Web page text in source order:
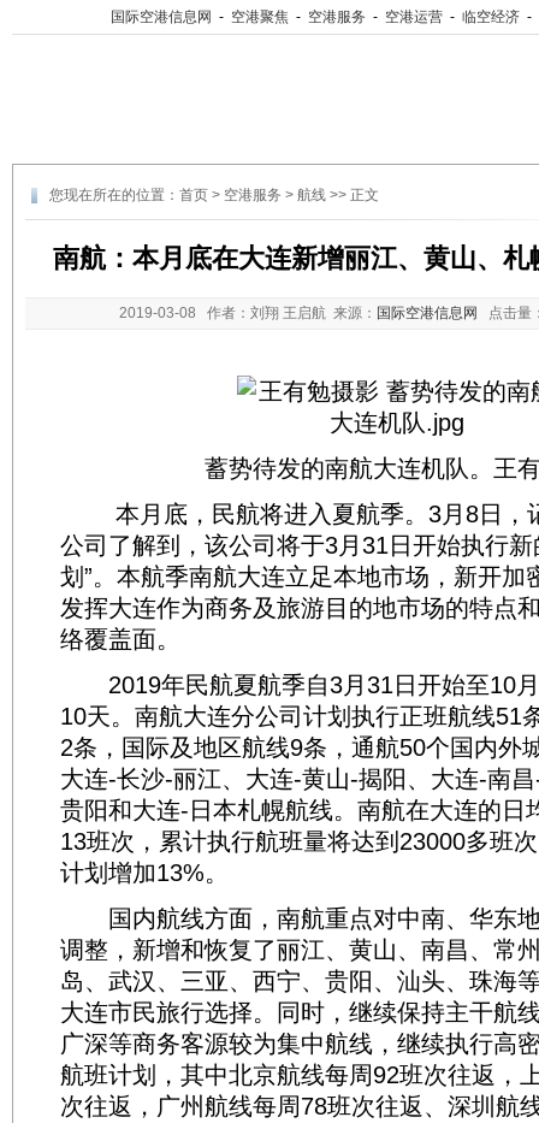
国际空港信息网 - 空港聚焦 - 空港服务 - 空港运营 - 临空经济 -
您现在所在的位置： 首页 > 空港服务 > 航线 >> 正文
南航：本月底在大连新增丽江、黄山、
2019-03-08 作者：刘翔 王启航 来源： 国际空港信息网 点击量
蓄势待发的南航大连机队。王
本月底，民航将进入夏航季。3月8日，
公司了解到，该公司将于3月31日开始执行新
划”。本航季南航大连立足本地市场，新开加
发挥大连作为商务及旅游目的地市场的特点
络覆盖面。
2019年民航夏航季自3月31日开始至10月
10天。南航大连分公司计划执行正班航线51
2条，国际及地区航线9条，通航50个国内外
大连-长沙-丽江、大连-黄山-揭阳、大连-南
贵阳和大连-日本札幌航线。南航在大连的日
13班次，累计执行航班量将达到23000多班
计划增加13%。
国内航线方面，南航重点对中南、华东
调整，新增和恢复了丽江、黄山、南昌、常
岛、武汉、三亚、西宁、贵阳、汕头、珠海
大连市民旅行选择。同时，继续保持主干航
广深等商务客源较为集中航线，继续执行高
航班计划，其中北京航线每周92班次往返，
次往返，广州航线每周78班次往返、深圳航